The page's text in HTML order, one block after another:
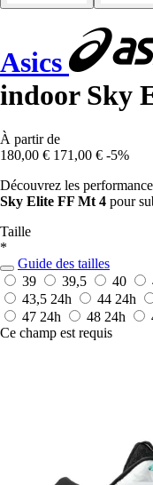
Asics
indoor Sky
À partir de
180,00 € 171,00 € -5%
Découvrez les
Sky Elite FF Mt 4 pour
Taille
*
Guide des tailles
39
39,5 40
43,5 24h 44 24h
47 24h 48 24h
Ce champ est requis